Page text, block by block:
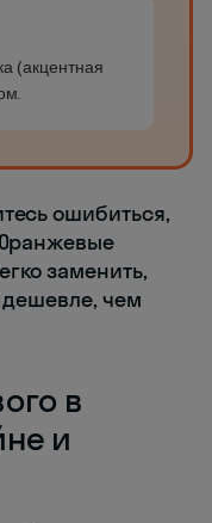
(акцентная
ошибиться,
Оранжевые
заменить,
дешевле, чем
в
и